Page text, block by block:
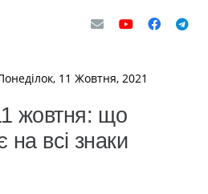
11 Жовтня, 2021
жовтня: що
на всі знаки